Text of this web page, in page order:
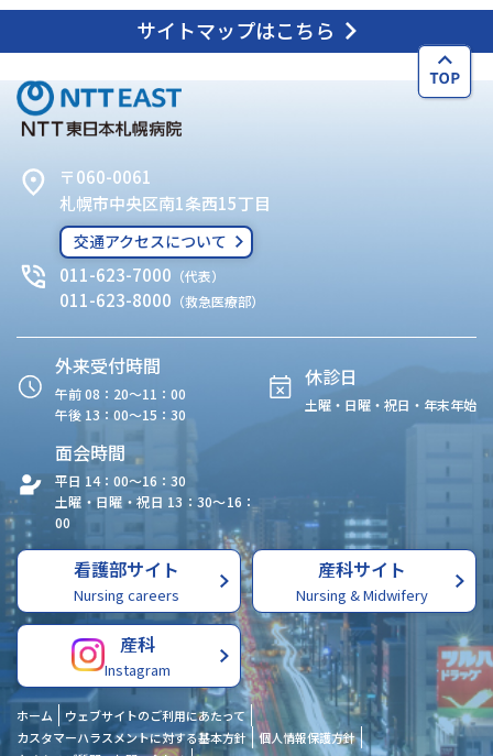
サイトマップはこちら
〒060-0061
札幌市中央区南1条西15丁目
交通アクセスについて
011-623-7000 （代表）
011-623-8000 （救急医療部）
外来受付時間
午前 08：20〜11：00
午後 13：00〜15：30
休診日
土曜・日曜・祝日・年末年始
面会時間
平日 14：00〜16：30
土曜・日曜・祝日 13：30〜16：
00
看護部サイト
Nursing careers
産科サイト
Nursing & Midwifery
産科
Instagram
ホーム
ウェブサイトのご利用にあたって
カスタマーハラスメントに対する基本方針
個人情報保護方針